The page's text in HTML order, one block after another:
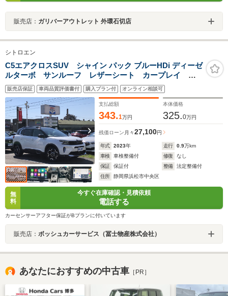
販売店： ガリバーアウトレット 外環石切店
シトロエン
C5エアクロスSUV シャイン パック ブルーHDi ディーゼ
ルターボ サンルーフ レザーシート カープレイ
ACC リアカメラ
販売店保証 車両品質評価書付 購入プラン付 オンライン相談可
支払総額
343.1万円
本体価格
325.0万円
残価ローン 月々27,100円
年式 2023年 走行 0.9万km
車検
車検整備付 修復
なし
保証
保証付 整備
法定整備付
住所
静岡県浜松市中央区
無
料
今すぐ在庫確認・見積依頼
電話する
カーセンサーアフター保証がBプランに付いています
販売店： ボッシュカーサービス（冨士物産株式会社）
あなたにおすすめの中古車 ［PR］